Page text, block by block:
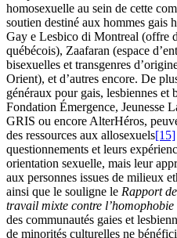
homosexuelle au sein de cette
soutien destiné aux hommes gais
Gay e Lesbico di Montreal (offre
québécois), Zaafaran (espace
bisexuelles et transgenres
Orient), et d’autres encore. De
généraux pour gais, lesbiennes et
Fondation Émergence, Jeunesse
GRIS ou encore AlterHéros,
des ressources aux allosexuels[15]
questionnements et leurs
orientation sexuelle, mais leur
aux personnes issues de milieux
ainsi que le souligne le Rapport
travail mixte contre l’homophobie
des communautés gaies et
de minorités culturelles ne